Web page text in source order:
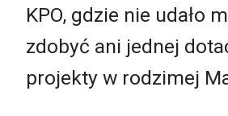
KPO, gdzie nie udało
zdobyć ani jednej
projekty w rodzimej